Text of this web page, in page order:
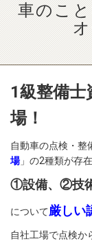
車のこ
1級整備
場！
自動車の点検・整
場」の2種類が存
①設備、②技
について厳しい
自社工場で点検か